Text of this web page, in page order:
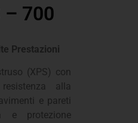
– 700
Prestazioni
(XPS) con
alla
e pareti
e protezione